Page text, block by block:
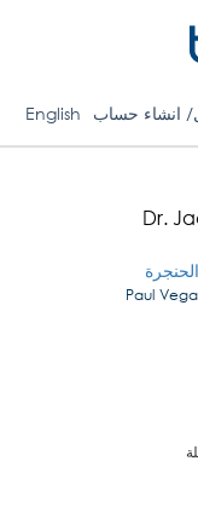
انشاء حساب English
Dr.
15813 Paul